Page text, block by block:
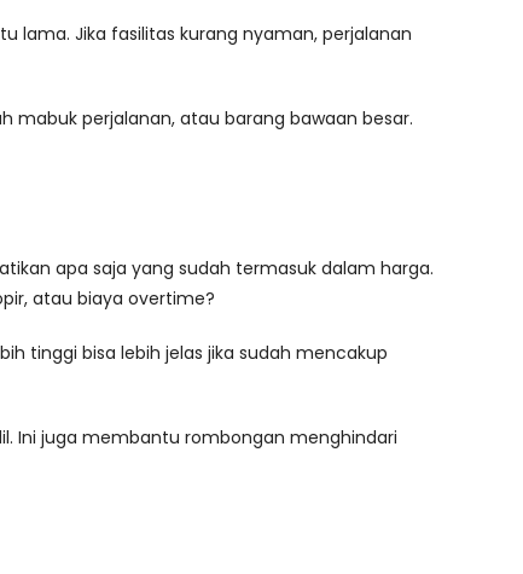
lama. Jika fasilitas kurang nyaman, perjalanan
mabuk perjalanan, atau barang bawaan besar.
apa saja yang sudah termasuk dalam harga.
atau biaya overtime?
tinggi bisa lebih jelas jika sudah mencakup
Ini juga membantu rombongan menghindari